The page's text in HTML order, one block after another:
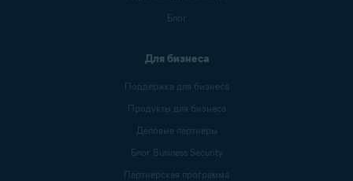
Блог
Для бизнеса
Поддержка для бизнеса
Продукты для бизнеса
Деловые партнеры
Блог Business Security
Партнерская программа